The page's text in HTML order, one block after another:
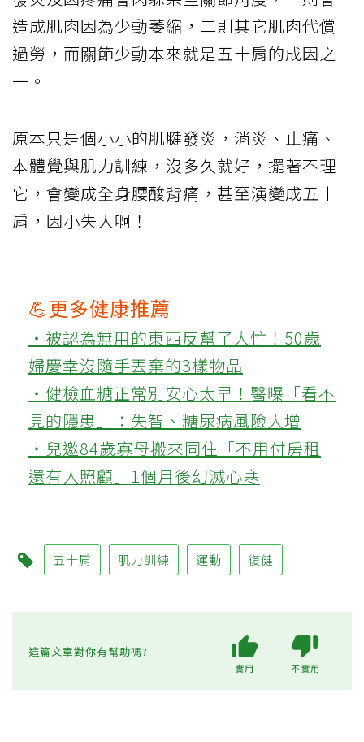
造成肌肉因為少動萎縮，二則其它肌肉代償
過勞，而關節少動本來就是五十肩的成因之
一。
原本只是個小小的肌腱發炎，消炎、止痛、
本體覺與肌力訓練，沒多久就好，擺著不理
它，會變成全身腰酸背痛，甚至演變成五十
肩，因小失大啊！
💪更多健康推薦
‧被認為無用的東西反幫了大忙！50歲
婦慶幸沒隨手丟棄的3樣物品
‧健檢血糖正常別安心太早！醫曝「看不
見的隱患」：失智、糖尿病風險大增
‧兒邀84歲寡母搬來同住「不用付房租
還有人照顧」1個月後幻滅心寒
五十肩 肌力訓練 運動 復健
這篇文章對你有幫助嗎?
實用 不實用